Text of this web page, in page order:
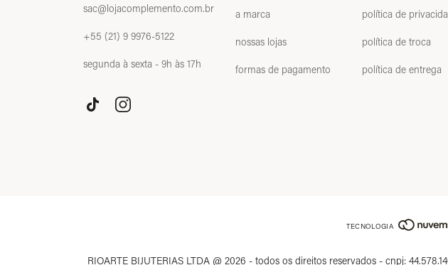
sac@lojacomplemento.com.br
+55 (21) 9 9976-5122
segunda à sexta - 9h às 17h
a marca
nossas lojas
formas de pagamento
política de
política de troca
política de entrega
TECNOLOGIA
RIOARTE BIJUTERIAS LTDA @ 2026 - todos os direitos reservados - cnpj: